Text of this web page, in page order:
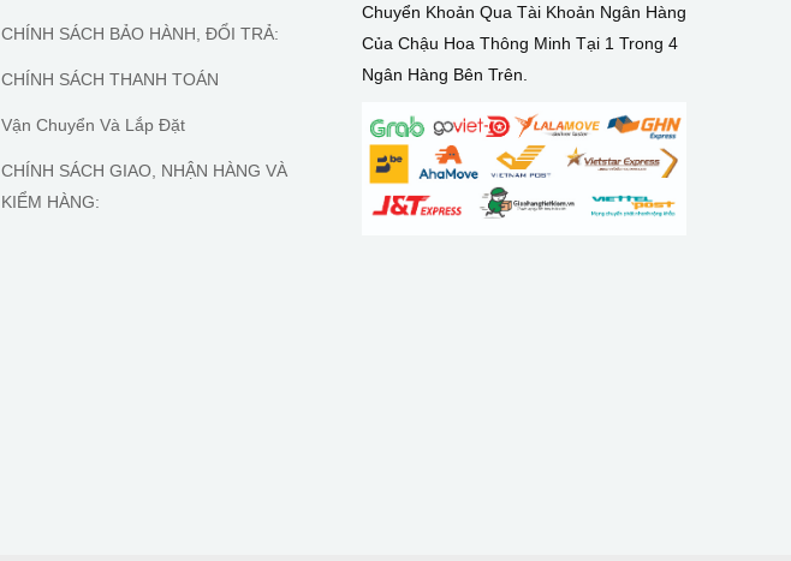
CHÍNH SÁCH BẢO HÀNH, ĐỔI TRẢ:
CHÍNH SÁCH THANH TOÁN
Vận Chuyển Và Lắp Đặt
CHÍNH SÁCH GIAO, NHẬN HÀNG VÀ
KIỂM HÀNG:
Chuyển Khoản Qua Tài Khoản Ngân Hàng
Của Chậu Hoa Thông Minh Tại 1 Trong 4
Ngân Hàng Bên Trên.